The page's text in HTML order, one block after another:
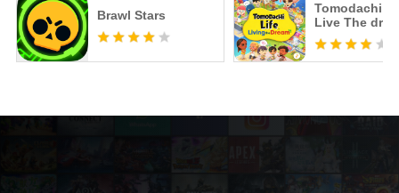
Brawl Stars
Tomodachi
Live The